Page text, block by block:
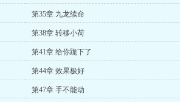
第35章 九龙续命
第38章 转移小荷
第41章 给你跪下了
第44章 效果极好
第47章 手不能动